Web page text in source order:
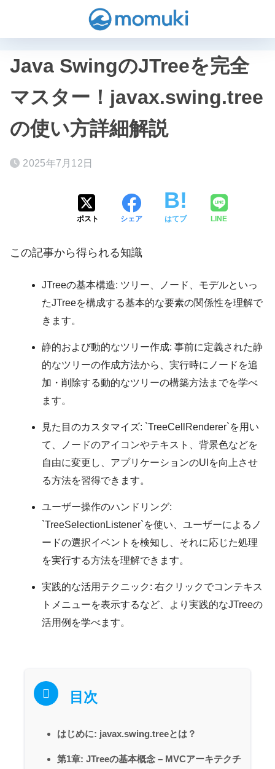
Java SwingのJTreeを完全
マスター！javax.swing.tree
の使い方詳細解説
2025年7月12日
ポスト シェア はてブ LINE
この記事から得られる知識
JTreeの基本構造: ツリー、ノード、モデルといっ
たJTreeを構成する基本的な要素の関係性を理解で
きます。
静的および動的なツリー作成: 事前に定義された静
的なツリーの作成方法から、実行時にノードを追
加・削除する動的なツリーの構築方法までを学べ
ます。
見た目のカスタマイズ: `TreeCellRenderer`を用い
て、ノードのアイコンやテキスト、背景色などを
自由に変更し、アプリケーションのUIを向上させ
る方法を習得できます。
ユーザー操作のハンドリング:
`TreeSelectionListener`を使い、ユーザーによるノ
ードの選択イベントを検知し、それに応じた処理
を実行する方法を理解できます。
実践的な活用テクニック: 右クリックでコンテキス
トメニューを表示するなど、より実践的なJTreeの
活用例を学べます。
目次
はじめに: javax.swing.treeとは？
第1章: JTreeの基本概念 – MVCアーキテクチ